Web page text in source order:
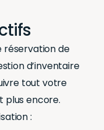
réservation de
d’inventaire
tout votre
plus encore.
: